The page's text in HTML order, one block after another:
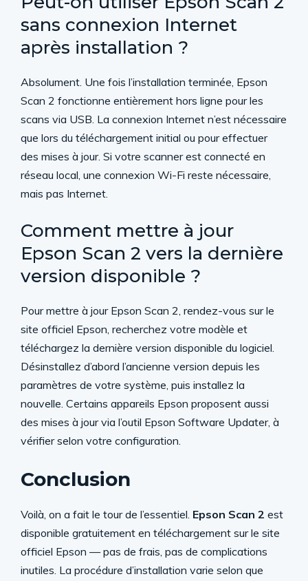
sans connexion Internet
après installation ?
Absolument. Une fois l’installation terminée, Epson
Scan 2 fonctionne entièrement hors ligne pour les
scans via USB. La connexion Internet n’est nécessaire
que lors du téléchargement initial ou pour effectuer
des mises à jour. Si votre scanner est connecté en
réseau local, une connexion Wi-Fi reste nécessaire,
mais pas Internet.
Comment mettre à jour
Epson Scan 2 vers la dernière
version disponible ?
Pour mettre à jour Epson Scan 2, rendez-vous sur le
site officiel Epson, recherchez votre modèle et
téléchargez la dernière version disponible du logiciel.
Désinstallez d’abord l’ancienne version depuis les
paramètres de votre système, puis installez la
nouvelle. Certains appareils Epson proposent aussi
des mises à jour via l’outil Epson Software Updater, à
vérifier selon votre configuration.
Conclusion
Voilà, on a fait le tour de l’essentiel. Epson Scan 2 est
disponible gratuitement en téléchargement sur le site
officiel Epson — pas de frais, pas de complications
inutiles. La procédure d’installation varie selon que